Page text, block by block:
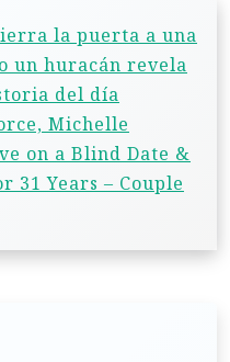
la puerta a una
un huracán revela
del día
Michelle
on a Blind Date &
31 Years – Couple